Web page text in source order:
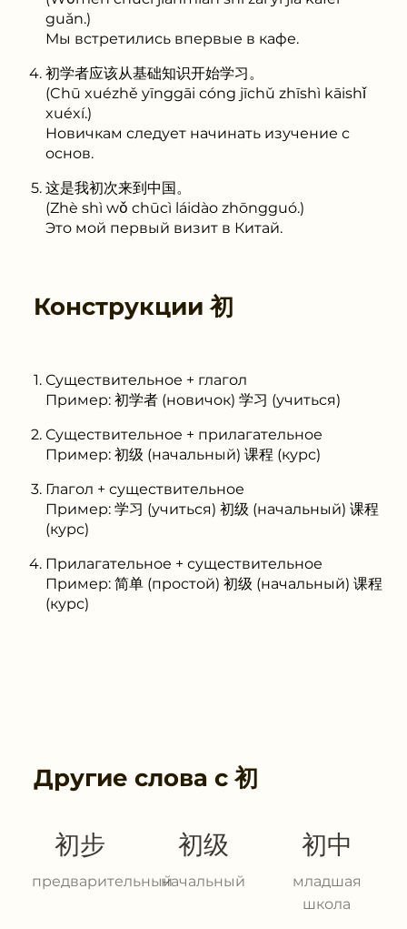
guǎn.)
Мы встретились впервые в кафе.
初学者应该从基础知识开始学习。
(Chū xuézhě yīnggāi cóng jīchǔ zhīshì kāishǐ
xuéxí.)
Новичкам следует начинать изучение с
основ.
这是我初次来到中国。
(Zhè shì wǒ chūcì láidào zhōngguó.)
Это мой первый визит в Китай.
Конструкции初
Существительное + глагол
Пример: 初学者 (новичок) 学习 (учиться)
Существительное + прилагательное
Пример: 初级 (начальный) 课程 (курс)
Глагол + существительное
Пример: 学习 (учиться) 初级 (начальный) 课程
(курс)
Прилагательное + существительное
Пример: 简单 (простой) 初级 (начальный) 课程
(курс)
Другие слова с初
初步
предварительный
初级
начальный
初中
младшая
школа